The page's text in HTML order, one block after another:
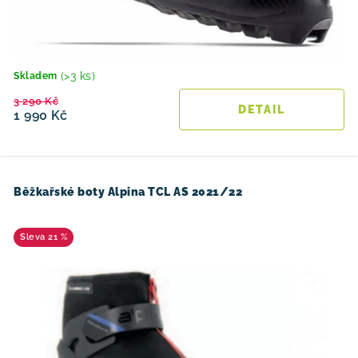
Skladem (>3 ks)
1 990 Kč
3 290 Kč
Běžkařské boty Alpina TCL AS 2021/22
21 %